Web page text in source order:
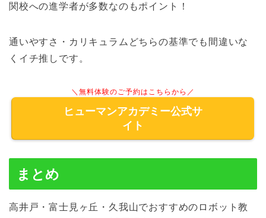
関校への進学者が多数なのもポイント！
通いやすさ・カリキュラムどちらの基準でも間違いな
くイチ推しです。
＼無料体験のご予約はこちらから／
ヒューマンアカデミー公式サ
イト
まとめ
高井戸・富士見ヶ丘・久我山でおすすめのロボット教